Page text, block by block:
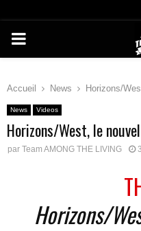
PRIMARY
Accueil News Horizons/
News Videos
Horizons/West, le
par Team AMONG THE LIVING
Horizons/